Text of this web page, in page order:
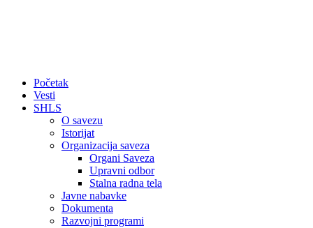
Početak
Vesti
SHLS
O savezu
Istorijat
Organizacija saveza
Organi Saveza
Upravni odbor
Stalna radna tela
Javne nabavke
Dokumenta
Razvojni programi